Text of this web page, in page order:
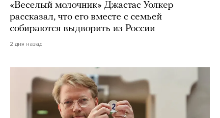
«Веселый молочник» Джастас Уолкер
рассказал, что его вместе с семьей
собираются выдворить из России
2 дня назад